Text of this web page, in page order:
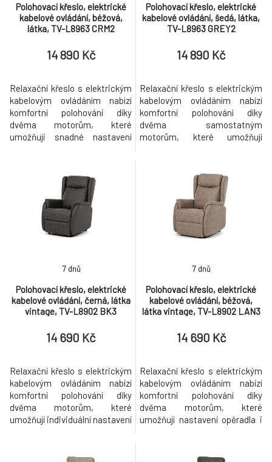
Polohovací křeslo, elektrické
kabelové ovládání, béžová,
látka, TV-L8963 CRM2
14 890 Kč
Relaxační křeslo s elektrickým
kabelovým ovládáním nabízí
komfortní polohování díky
dvěma motorům, které
umožňují snadné nastavení
dotek a zároveň snadno
udržovatelný, zatímco pevné
kovové nohy zajišťují stabilitu a
dlouhou životnost. Křeslo je
vybaveno výklopnou funkcí pro
Polohovací křeslo, elektrické
kabelové ovládání, šedá, látka,
TV-L8963 GREY2
14 890 Kč
Relaxační křeslo s elektrickým
kabelovým ovládáním nabízí
komfortní polohování díky
dvěma samostatným
motorům, které umožňují
Potah z kvalitní šedé látky je
příjemný na dotek a snadno se
udržuje, zatímco pevné kovové
nohy zajišťují stabilitu a
dlouhou životnost. Křeslo je
vybaveno
Polohovací křeslo, elektrické
kabelové ovládání, černá, látka
vintage, TV-L8902 BK3
7 dnů
14 690 Kč
Relaxační křeslo s elektrickým
kabelovým ovládáním nabízí
komfortní polohování díky
dvěma motorům, které
umožňují individuální nastavení
vintage stylu dodává křeslu
Polohovací křeslo, elektrické
kabelové ovládání, béžová,
látka vintage, TV-L8902 LAN3
7 dnů
14 690 Kč
Relaxační křeslo s elektrickým
kabelovým ovládáním nabízí
komfortní polohování díky
dvěma motorům, které
umožňují nastavení opěradla i
krémovém odstínu dodává